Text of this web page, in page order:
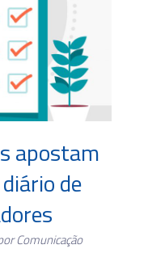
apostam
de
Comunicação